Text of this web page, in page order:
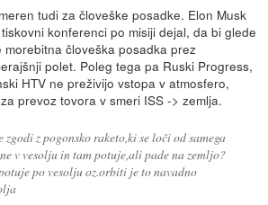
tudi za človeške posadke. Elon Musk
konferenci po misiji dejal, da bi glede
človeška posadka prez
polet. Poleg tega pa Ruski Progress,
HTV ne preživijo vstopa v atmosfero,
prevoz tovora v smeri ISS -> zemlja.
zgodi z pogonsko raketo,ki se loči od samega
v vesolju in tam potuje,ali pade na zemljo?
po vesolju oz.orbiti je to navadno